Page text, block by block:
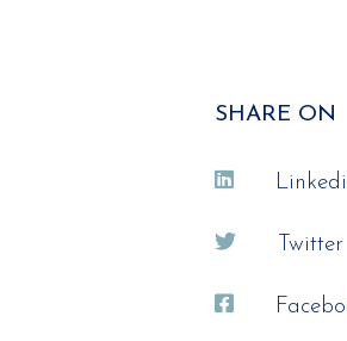
SHARE ON
Twitter